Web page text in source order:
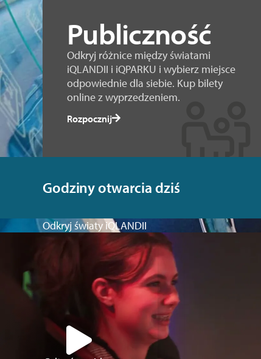
Publiczność
Odkryj różnice między światami
iQLANDII i iQPARKU i wybierz miejsce
odpowiednie dla siebie. Kup bilety
online z wyprzedzeniem.
Rozpocznij
Godziny otwarcia dziś
Odkryj światy iQLANDII